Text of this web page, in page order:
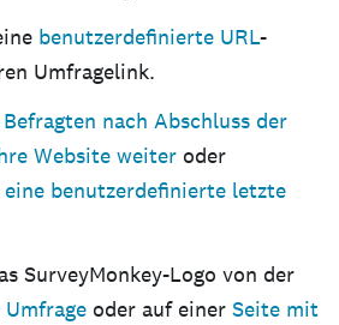
benutzerdefinierte URL-
Umfragelink.
nach Abschluss der
Website weiter oder
benutzerdefinierte letzte
SurveyMonkey-Logo von der
oder auf einer Seite mit